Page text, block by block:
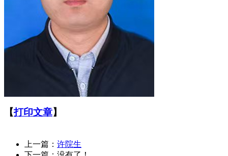
【打印文章】
上一篇： 许院生